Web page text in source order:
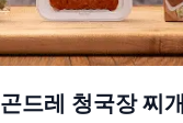
곤드레 청국장 찌개